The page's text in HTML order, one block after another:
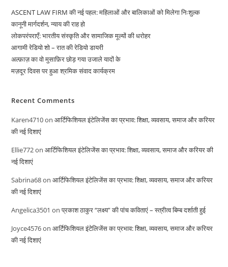
ASCENT LAW FIRM की नई पहल: महिलाओं और बालिकाओं को मिलेगा निःशुल्क
कानूनी मार्गदर्शन, न्याय की राह हो
लोकपरंपराएँ: भारतीय संस्कृति और सामाजिक मूल्यों की धरोहर
आगामी रेडियो शो – रात की रेडियो डायरी
अल्फ़ाज़ का वो मुसाफ़िर छोड़ गया उजाले यादों के
मज़दूर दिवस पर हुआ श्रमिक संवाद कार्यक्रम
Recent Comments
Karen4710onआर्टिफिशियल इंटेलिजेंस का प्रभाव: शिक्षा, व्यवसाय, समाज और करियर
की नई दिशाएं
Ellie772onआर्टिफिशियल इंटेलिजेंस का प्रभाव: शिक्षा, व्यवसाय, समाज और करियर की
नई दिशाएं
Sabrina68onआर्टिफिशियल इंटेलिजेंस का प्रभाव: शिक्षा, व्यवसाय, समाज और करियर
की नई दिशाएं
Angelica3501 onप्रकाश ठाकुर “लक्ष्य” की पांच कविताएं – स्त्रीत्व बिम्ब दर्शाती हुई
Joyce4576onआर्टिफिशियल इंटेलिजेंस का प्रभाव: शिक्षा, व्यवसाय, समाज और करियर
की नई दिशाएं